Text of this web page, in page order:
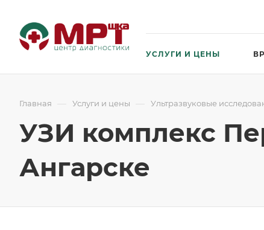
УСЛУГИ И ЦЕНЫ
Главная — Услуги и цены — Ультразвуковые
УЗИ комплекс
Ангарске